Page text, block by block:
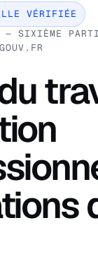
VÉRIFIÉE
— SIXIÈME